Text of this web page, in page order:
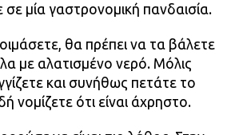
μία γαστρονομική πανδαισία.
θα πρέπει να τα βάλετε
με αλατισμένο νερό. Μόλις
και συνήθως πετάτε το
νομίζετε ότι είναι άχρηστο.